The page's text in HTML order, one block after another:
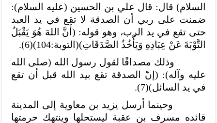
السلام) قال: قال علي بن الحسين (عليه السلام):
ضمنت على ربي أن الصدقة لا تقع في يد العبد
حتى تقع في يد الرب، وهو قوله: (أَنَّ اللهَ هُوَ يَقْبَلُ
التَّوْبَةَ عَنْ عِبَادِهِ وَيَأْخُذُ الصَّدَقَاتِ)(التوبة:104)(6).
وذلك مصداقًا لقول رسول الله (صلى الله
عليه وآله): (إنّ الصدقة تقع بيد الله قبل أن تقع
في يد السائل)(7).
وحينما أرسل يزيد بن معاوية إلى المدينة
قائده مسرف بن عقبة ليستحلها وينتهك حرمتها